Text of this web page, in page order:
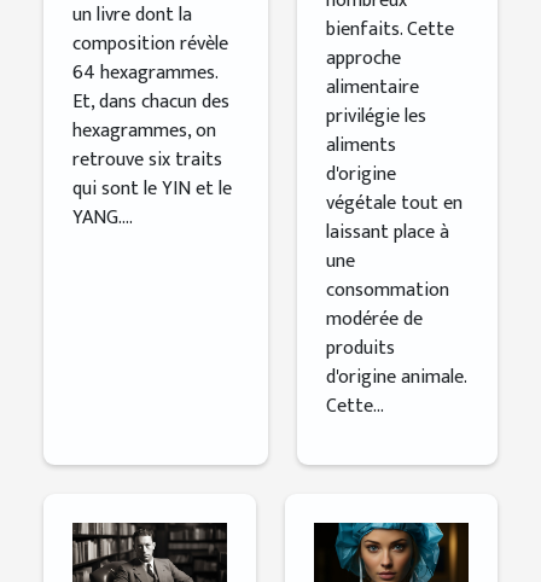
un livre dont la
composition révèle
64 hexagrammes.
Et, dans chacun des
hexagrammes, on
retrouve six traits
qui sont le YIN et le
YANG....
bienfaits. Cette
approche
alimentaire
privilégie les
aliments
d'origine
végétale tout en
laissant place à
une
consommation
modérée de
produits
d'origine animale.
Cette...